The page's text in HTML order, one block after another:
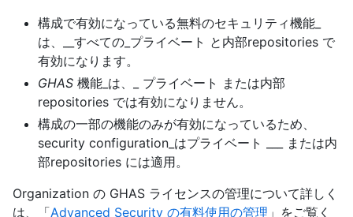
構成で有効になっている無料のセキュリティ機能_
は、__すべての_プライベート と内部repositories で
有効になります。
GHAS 機能_は、_ プライベート または内部
repositories では有効になりません。
構成の一部の機能のみが有効になっているため、
security configuration_はプライベート ___ または内
部repositories には適用。
Organization の GHAS ライセンスの管理について詳しく
は、「Advanced Security の有料使用の管理 」をご覧く